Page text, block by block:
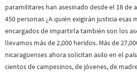
paramilitares han asesinado desde el 18 de
450 personas ¿A quién exigirán justicia esas
encargados de impartirla también son los
llevamos más de 2,000 heridos. Más de
nicaragüenses ahora solicitan asilo en el
cientos de campesinos, de jóvenes, de